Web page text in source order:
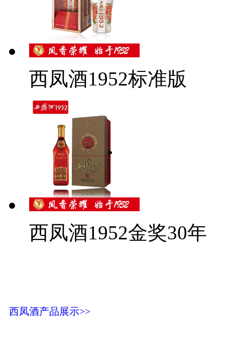
西凤酒1952标准版
西凤酒1952金奖30年
西凤酒产品展示>>